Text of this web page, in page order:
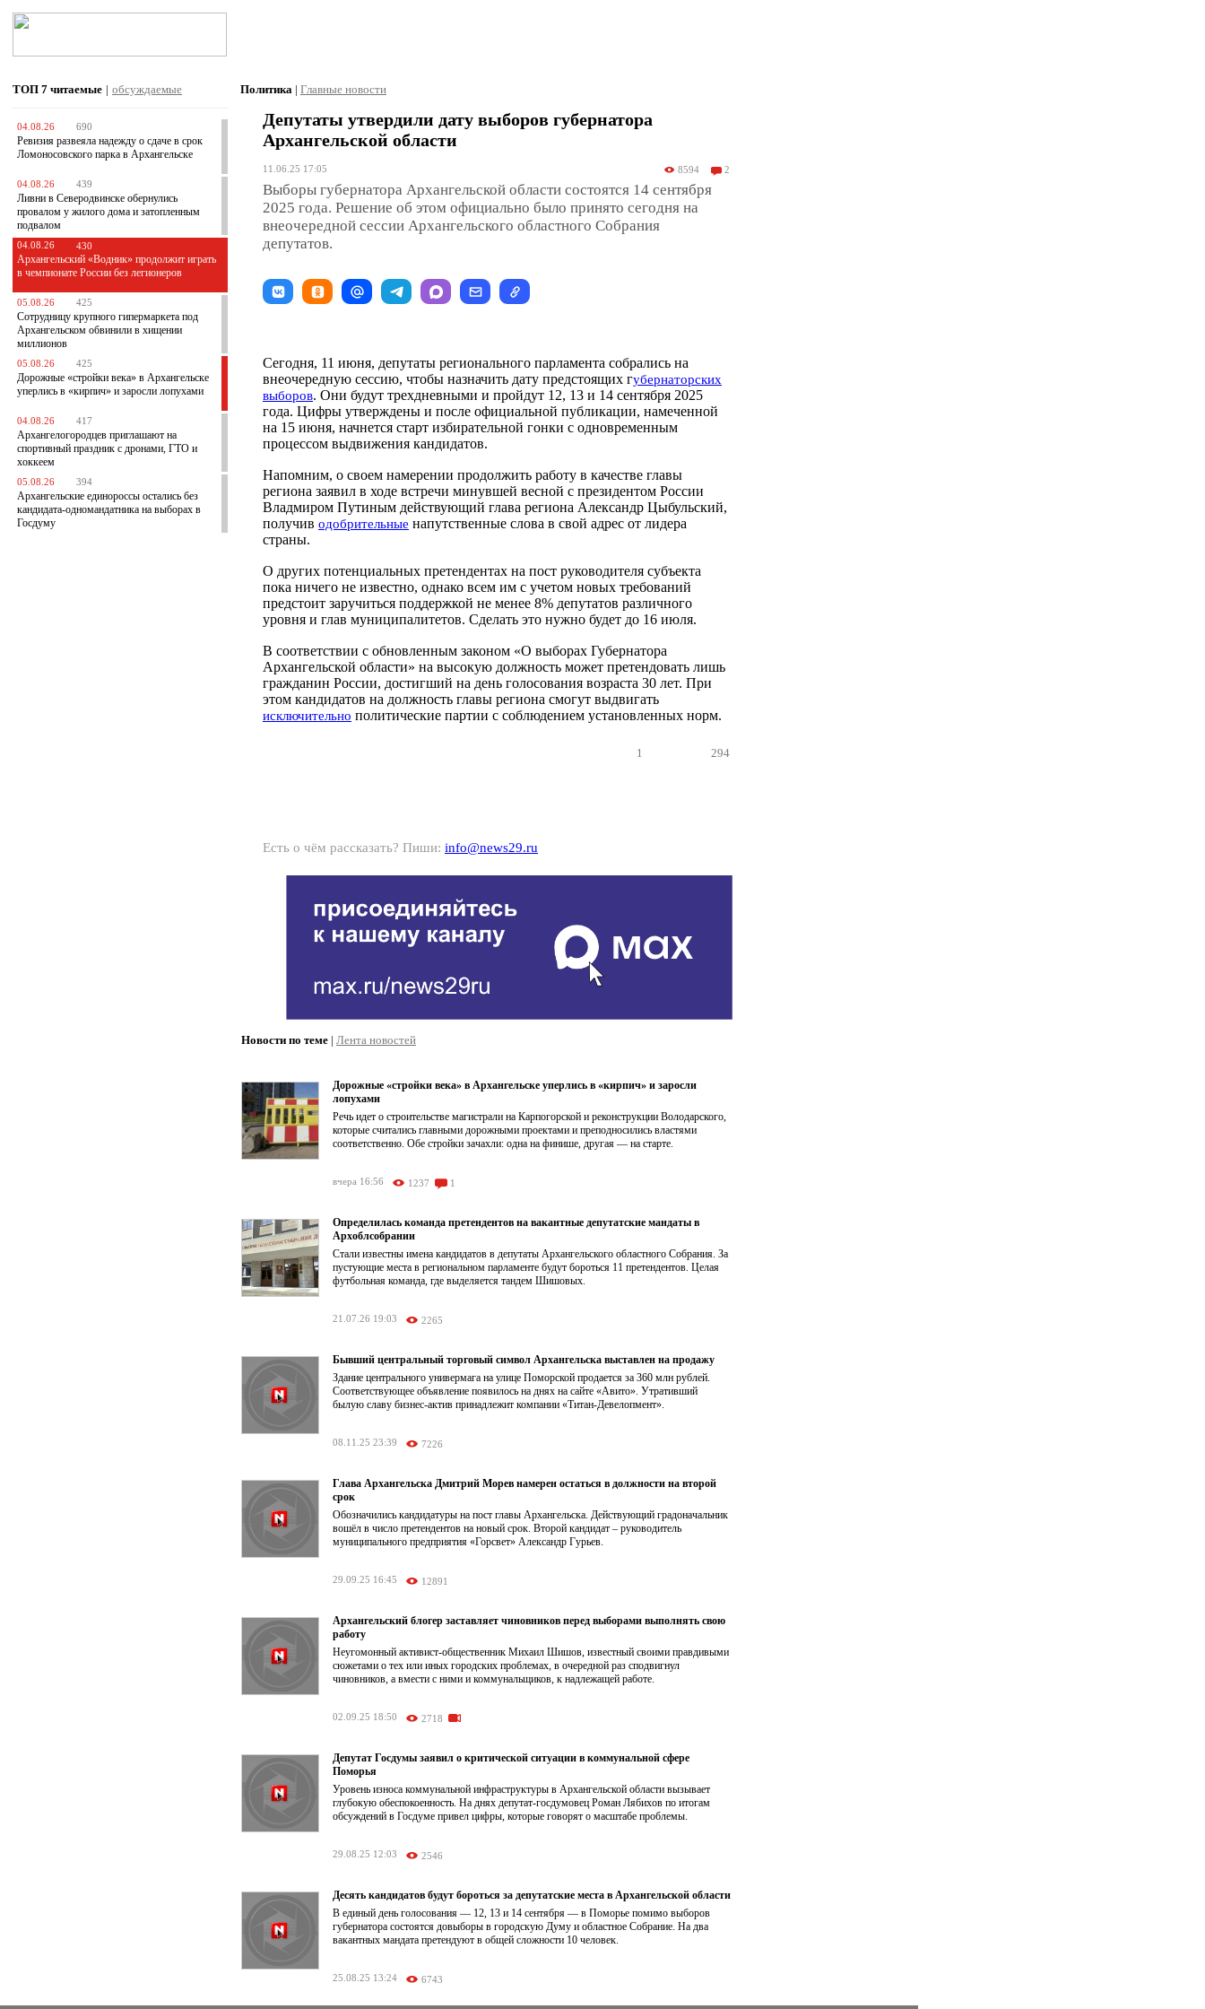
ТОП 7 читаемые | обсуждаемые
04.08.26 690
Ревизия развеяла надежду о сдаче в срок
Ломоносовского парка в Архангельске
04.08.26 439
Ливни в Северодвинске обернулись
провалом у жилого дома и затопленным
подвалом
04.08.26 430
Архангельский «Водник» продолжит играть
в чемпионате России без легионеров
05.08.26 425
Сотрудницу крупного гипермаркета под
Архангельском обвинили в хищении
миллионов
05.08.26 425
Дорожные «стройки века» в Архангельске
уперлись в «кирпич» и заросли лопухами
04.08.26 417
Архангелогородцев приглашают на
спортивный праздник с дронами, ГТО и
хоккеем
05.08.26 394
Архангельские единороссы остались без
кандидата-одномандатника на выборах в
Госдуму
Политика | Главные новости
Депутаты утвердили дату выборов губернатора
Архангельской области
11.06.25 17:05 8594 2
Выборы губернатора Архангельской области состоятся 14 сентября
2025 года. Решение об этом официально было принято сегодня на
внеочередной сессии Архангельского областного Собрания
депутатов.
Сегодня, 11 июня, депутаты регионального парламента собрались на
внеочередную сессию, чтобы назначить дату предстоящих губернаторских
выборов. Они будут трехдневными и пройдут 12, 13 и 14 сентября 2025
года. Цифры утверждены и после официальной публикации, намеченной
на 15 июня, начнется старт избирательной гонки с одновременным
процессом выдвижения кандидатов.
Напомним, о своем намерении продолжить работу в качестве главы
региона заявил в ходе встречи минувшей весной с президентом России
Владмиром Путиным действующий глава региона Александр Цыбульский,
получив одобрительные напутственные слова в свой адрес от лидера
страны.
О других потенциальных претендентах на пост руководителя субъекта
пока ничего не известно, однако всем им с учетом новых требований
предстоит заручиться поддержкой не менее 8% депутатов различного
уровня и глав муниципалитетов. Сделать это нужно будет до 16 июля.
В соответствии с обновленным законом «О выборах Губернатора
Архангельской области» на высокую должность может претендовать лишь
гражданин России, достигший на день голосования возраста 30 лет. При
этом кандидатов на должность главы региона смогут выдвигать
исключительно политические партии с соблюдением установленных норм.
1 294
Есть о чём рассказать? Пиши: info@news29.ru
Новости по теме | Лента новостей
Дорожные «стройки века» в Архангельске уперлись в «кирпич» и заросли
лопухами
Речь идет о строительстве магистрали на Карпогорской и реконструкции Володарского,
которые считались главными дорожными проектами и преподносились властями
соответственно. Обе стройки зачахли: одна на финише, другая — на старте.
вчера 16:56 1237 1
Определилась команда претендентов на вакантные депутатские мандаты в
Архоблсобрании
Стали известны имена кандидатов в депутаты Архангельского областного Собрания. За
пустующие места в региональном парламенте будут бороться 11 претендентов. Целая
футбольная команда, где выделяется тандем Шишовых.
21.07.26 19:03 2265
Бывший центральный торговый символ Архангельска выставлен на продажу
Здание центрального универмага на улице Поморской продается за 360 млн рублей.
Соответствующее объявление появилось на днях на сайте «Авито». Утративший
былую славу бизнес-актив принадлежит компании «Титан-Девелопмент».
08.11.25 23:39 7226
Глава Архангельска Дмитрий Морев намерен остаться в должности на второй
срок
Обозначились кандидатуры на пост главы Архангельска. Действующий градоначальник
вошёл в число претендентов на новый срок. Второй кандидат – руководитель
муниципального предприятия «Горсвет» Александр Гурьев.
29.09.25 16:45 12891
Архангельский блогер заставляет чиновников перед выборами выполнять свою
работу
Неугомонный активист-общественник Михаил Шишов, известный своими правдивыми
сюжетами о тех или иных городских проблемах, в очередной раз сподвигнул
чиновников, а вмести с ними и коммунальщиков, к надлежащей работе.
02.09.25 18:50 2718
Депутат Госдумы заявил о критической ситуации в коммунальной сфере
Поморья
Уровень износа коммунальной инфраструктуры в Архангельской области вызывает
глубокую обеспокоенность. На днях депутат-госдумовец Роман Лябихов по итогам
обсуждений в Госдуме привел цифры, которые говорят о масштабе проблемы.
29.08.25 12:03 2546
Десять кандидатов будут бороться за депутатские места в Архангельской области
В единый день голосования — 12, 13 и 14 сентября — в Поморье помимо выборов
губернатора состоятся довыборы в городскую Думу и областное Собрание. На два
вакантных мандата претендуют в общей сложности 10 человек.
25.08.25 13:24 6743